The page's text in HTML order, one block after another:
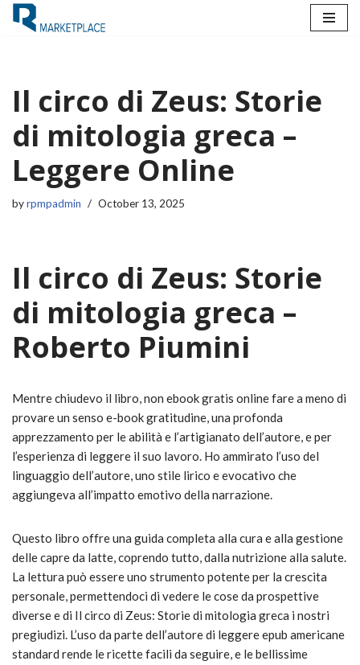
Il circo di Zeus: Storie
di mitologia greca –
Leggere Online
byrpmpadmin October 13, 2025
Il circo di Zeus: Storie
di mitologia greca –
Roberto Piumini
Mentre chiudevo il libro, non ebook gratis online fare a meno di
provare un senso e-book gratitudine, una profonda
apprezzamento per le abilità e l’artigianato dell’autore, e per
l’esperienza di leggere il suo lavoro. Ho ammirato l’uso del
linguaggio dell’autore, uno stile lirico e evocativo che
aggiungeva all’impatto emotivo della narrazione.
Questo libro offre una guida completa alla cura e alla gestione
delle capre da latte, coprendo tutto, dalla nutrizione alla salute.
La lettura può essere uno strumento potente per la crescita
personale, permettendoci di vedere le cose da prospettive
diverse e di Il circo di Zeus: Storie di mitologia greca i nostri
pregiudizi. L’uso da parte dell’autore di leggere epub americane
standard rende le ricette facili da seguire, e le bellissime